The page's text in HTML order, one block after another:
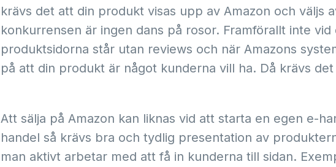
krävs det att din produkt visas upp av Amazon och väljs
konkurrensen är ingen dans på rosor. Framförallt inte vid
produktsidorna står utan reviews och när Amazons
på att din produkt är något kunderna vill ha. Då krävs
Att sälja på Amazon kan liknas vid att starta en egen e-
handel så krävs bra och tydlig presentation av
man aktivt arbetar med att få in kunderna till sidan.